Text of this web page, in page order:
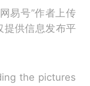
易号”作者上传
提供信息发布平
the pictures